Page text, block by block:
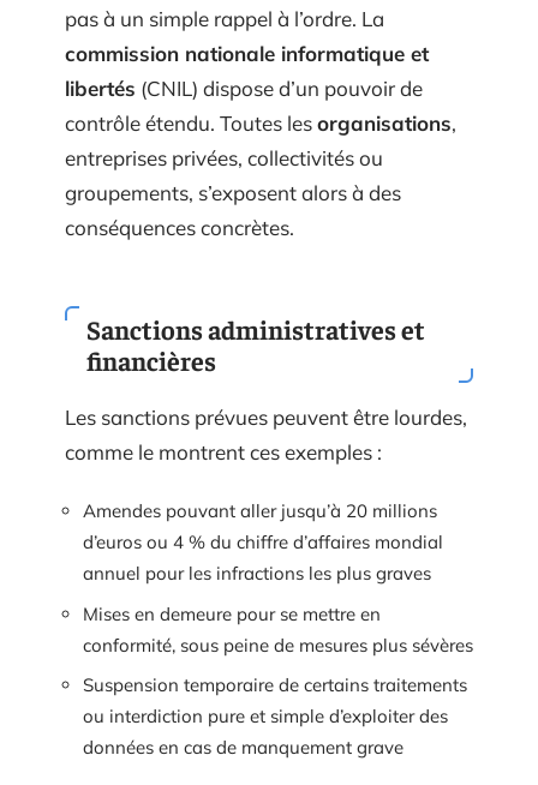
pas à un simple rappel à l’ordre. La
commission nationale informatique et
libertés (CNIL) dispose d’un pouvoir de
contrôle étendu. Toutes lesorganisations,
entreprises privées, collectivités ou
groupements, s’exposent alors à des
conséquences concrètes.
Sanctions administratives et
financières
Les sanctions prévues peuvent être lourdes,
comme le montrent ces exemples :
Amendes pouvant aller jusqu’à 20 millions
d’euros ou 4 % du chiffre d’affaires mondial
annuel pour les infractions les plus graves
Mises en demeure pour se mettre en
conformité, sous peine de mesures plus sévères
Suspension temporaire de certains traitements
ou interdiction pure et simple d’exploiter des
données en cas de manquement grave